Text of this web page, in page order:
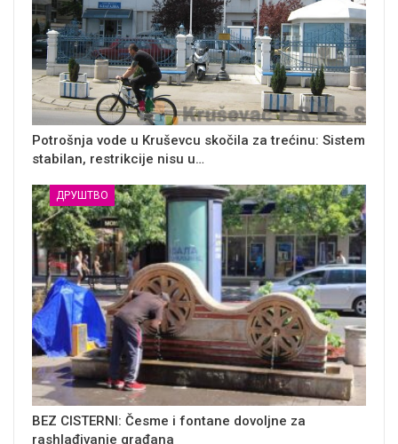
Potrošnja vode u Kruševcu skočila za trećinu: Sistem
stabilan, restrikcije nisu u…
ДРУШТВО
BEZ CISTERNI: Česme i fontane dovoljne za
rashlađivanje građana